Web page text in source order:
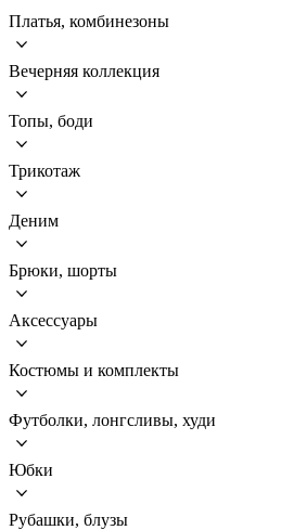
Платья, комбинезоны
Вечерняя коллекция
Топы, боди
Трикотаж
Деним
Брюки, шорты
Аксессуары
Костюмы и комплекты
Футболки, лонгсливы, худи
Юбки
Рубашки, блузы